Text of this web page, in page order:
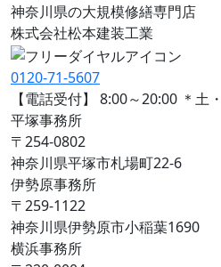
神奈川県の大規模修繕専門店
株式会社松本建装工業
0120-71-5607
【電話受付】 8:00～20:00 ＊土
平塚事務所
〒254-0802
神奈川県平塚市札場町22-6
伊勢原事務所
〒259-1122
神奈川県伊勢原市⼩稲葉1690
横浜事務所